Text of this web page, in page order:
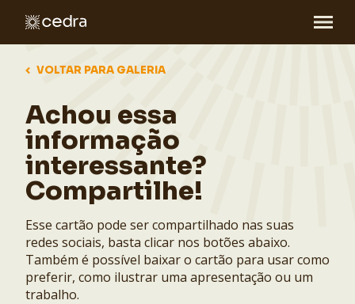
VOLTAR PARA GALERIA
Achou essa
informação
interessante?
Compartilhe!
Esse cartão pode ser compartilhado nas suas
redes sociais, basta clicar nos botões abaixo.
Também é possível baixar o cartão para usar como
preferir, como ilustrar uma apresentação ou um
trabalho.